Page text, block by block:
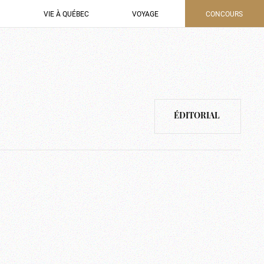
VIE À QUÉBEC VOYAGE CONCOURS
ÉDITORIAL